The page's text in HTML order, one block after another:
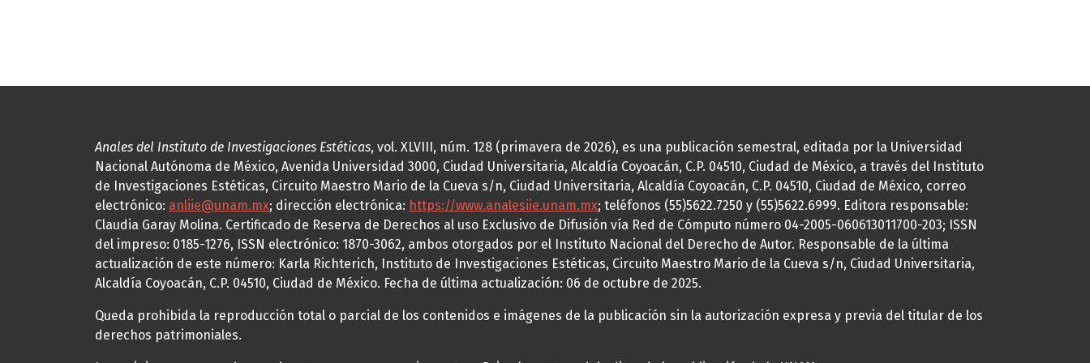
Anales del Instituto de Investigaciones Estéticas, vol. XLVIII, núm. 128 (primavera de 2026), es una publicación semestral, editada por la Universidad
Nacional Autónoma de México, Avenida Universidad 3000, Ciudad Universitaria, Alcaldía Coyoacán, C.P. 04510, Ciudad de México, a través del Instituto
de Investigaciones Estéticas, Circuito Maestro Mario de la Cueva s/n, Ciudad Universitaria, Alcaldía Coyoacán, C.P. 04510, Ciudad de México, correo
electrónico: anliie@unam.mx; dirección electrónica: https://www.analesiie.unam.mx; teléfonos (55)5622.7250 y (55)5622.6999. Editora responsable:
Claudia Garay Molina. Certificado de Reserva de Derechos al uso Exclusivo de Difusión vía Red de Cómputo número 04-2005-060613011700-203; ISSN
del impreso: 0185-1276, ISSN electrónico: 1870-3062, ambos otorgados por el Instituto Nacional del Derecho de Autor. Responsable de la última
actualización de este número: Karla Richterich, Instituto de Investigaciones Estéticas, Circuito Maestro Mario de la Cueva s/n, Ciudad Universitaria,
Alcaldía Coyoacán, C.P. 04510, Ciudad de México. Fecha de última actualización: 06 de octubre de 2025.
Queda prohibida la reproducción total o parcial de los contenidos e imágenes de la publicación sin la autorización expresa y previa del titular de los
derechos patrimoniales.